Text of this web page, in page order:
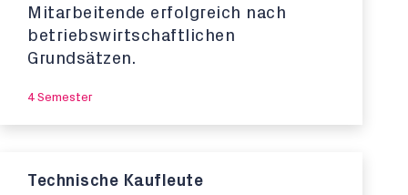
Mitarbeitende erfolgreich nach
betriebswirtschaftlichen
Grundsätzen.
4 Semester
Technische Kaufleute